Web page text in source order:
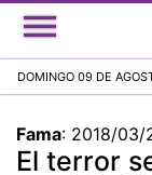
DOMINGO 09 DE
Fama: 2018/03/
El terror